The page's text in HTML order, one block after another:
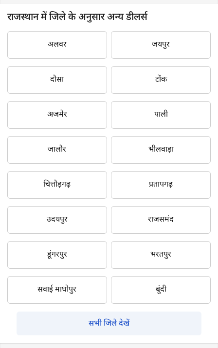
राजस्थान में जिले के अनुसार अन्य डीलर्स
अलवर जयपुर
दौसा टोंक
अजमेर पाली
जालौर भीलवाड़ा
चित्तौड़गढ़ प्रतापगढ़
उदयपुर राजसमंद
डूंगरपुर भरतपुर
सवाई माधोपुर बूंदी
सभी जिले देखें